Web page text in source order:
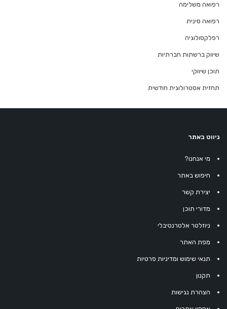
רפואה משלימה
רפואה סינית
רפלקסולוגיה
שיווק ברשתות חברתיות
תוכן שיווקי
תחזית אסטרולוגית חודשית
ניווט באתר
מי אנחנו?
חיפוש באתר
יצירת קשר
מדורי תוכן
ניוזלטר אלטרנטיבלי
מפת האתר
תנאי שימוש ומדיניות פרטיות
תקנון
הצהרת נגישות